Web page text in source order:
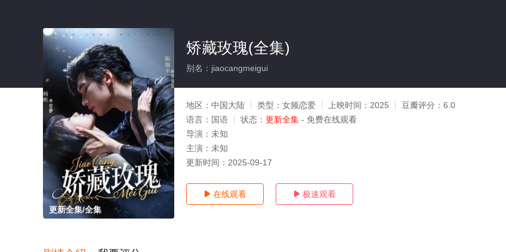
更新全集/全集
矫藏玫瑰(全集)
别名：jiaocangmeigui
地区： 中国大陆 类型： 女频恋爱 上映时间： 2025 豆瓣评分： 6.0
语言： 国语 状态： 更新全集 - 免费在线观看
导演： 未知
主演： 未知
更新时间： 2025-09-17
 在线观看  极速观看